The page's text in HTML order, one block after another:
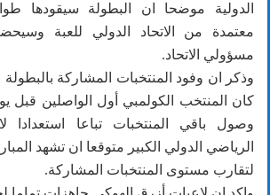
الدولية موضحا ان البطولة سيقودها
معتمدة من الاتحاد الدولي للعبة
مسؤولي الاتحاد.
وذكر ان وفود المنتخبات المشاركة
كان المنتخب الكولمبي أول الواصلين قبل
وصول باقي المنتخبات تباعا استعدادا
الرياضي الدولي الكبير متوقعا ان تشهد
لتقارب مستوى المنتخبات المشاركة.